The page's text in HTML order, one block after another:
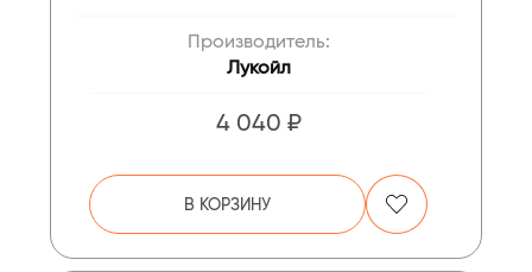
Производитель:
Лукойл
4 040 ₽
В КОРЗИНУ